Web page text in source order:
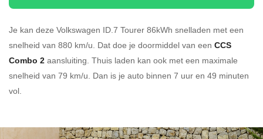
Je kan deze Volkswagen ID.7 Tourer 86kWh snelladen met een
snelheid van 880 km/u. Dat doe je doormiddel van een CCS
Combo 2 aansluiting. Thuis laden kan ook met een maximale
snelheid van 79 km/u. Dan is je auto binnen 7 uur en 49 minuten
vol.